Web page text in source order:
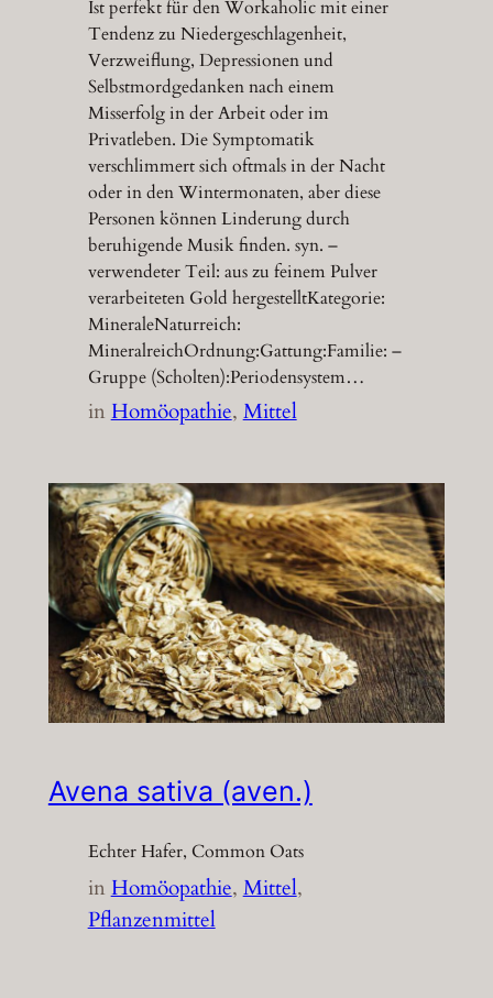
Ist perfekt für den Workaholic mit einer
Tendenz zu Niedergeschlagenheit,
Verzweiflung, Depressionen und
Selbstmordgedanken nach einem
Misserfolg in der Arbeit oder im
Privatleben. Die Symptomatik
verschlimmert sich oftmals in der Nacht
oder in den Wintermonaten, aber diese
Personen können Linderung durch
beruhigende Musik finden. syn. –
verwendeter Teil: aus zu feinem Pulver
verarbeiteten Gold hergestelltKategorie:
MineraleNaturreich:
MineralreichOrdnung:Gattung:Familie: –
Gruppe (Scholten):Periodensystem…
inHomöopathie, Mittel
Avena sativa (aven.)
Echter Hafer, Common Oats
inHomöopathie, Mittel
Pflanzenmittel